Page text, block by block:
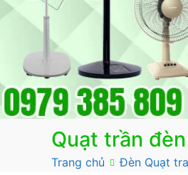
Quạt trần
Trang chủ Đèn Quạt